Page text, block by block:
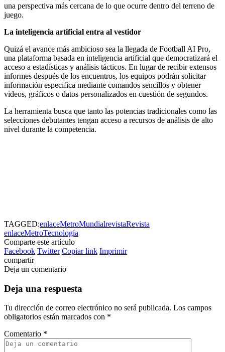
una perspectiva más cercana de lo que ocurre dentro del terreno de
juego.
La inteligencia artificial entra al vestidor
Quizá el avance más ambicioso sea la llegada de Football AI Pro,
una plataforma basada en inteligencia artificial que democratizará el
acceso a estadísticas y análisis tácticos. En lugar de recibir extensos
informes después de los encuentros, los equipos podrán solicitar
información específica mediante comandos sencillos y obtener
videos, gráficos o datos personalizados en cuestión de segundos.
La herramienta busca que tanto las potencias tradicionales como las
selecciones debutantes tengan acceso a recursos de análisis de alto
nivel durante la competencia.
TAGGED:enlaceMetroMundialrevistaRevista
enlaceMetroTecnología
Comparte este artículo
Facebook Twitter Copiar link Imprimir
compartir
Deja un comentario
Deja una respuesta
Tu dirección de correo electrónico no será publicada. Los campos
obligatorios están marcados con *
Comentario *